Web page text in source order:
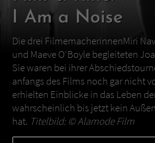
I Am a Noise
Die drei FilmemacherinnenMiri
und Maeve O‘Boyle begleiteten
Sie waren bei ihrer
anfangs des Films noch gar nicht
erhielten Einblicke in das Leben
wahrscheinlich bis jetzt kein
hat. Titelbild: ©Alamode Film